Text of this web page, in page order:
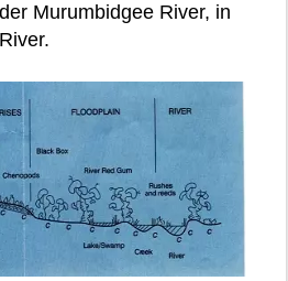
Murumbidgee River, in